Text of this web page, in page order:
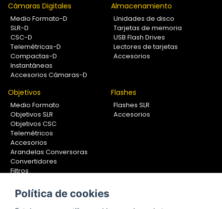
Cámaras Digitales
Medio Formato-D
SLR-D
CSC-D
Telemétricas-D
Compactas-D
Instantáneas
Accesorios Cámaras-D
Almacenamiento
Unidades de disco
Tarjetas de memoria
USB Flash Drives
Lectores de tarjetas
Accesorios
Objetivos
Medio Formato
Objetivos SLR
Objetivos CSC
Telemétricos
Accesorios
Arandelas Conversoras
Convertidores
Filtros
Calibradores
Flashes
Flashes SLR
Accesorios
Soportes Fotografía
Política de cookies